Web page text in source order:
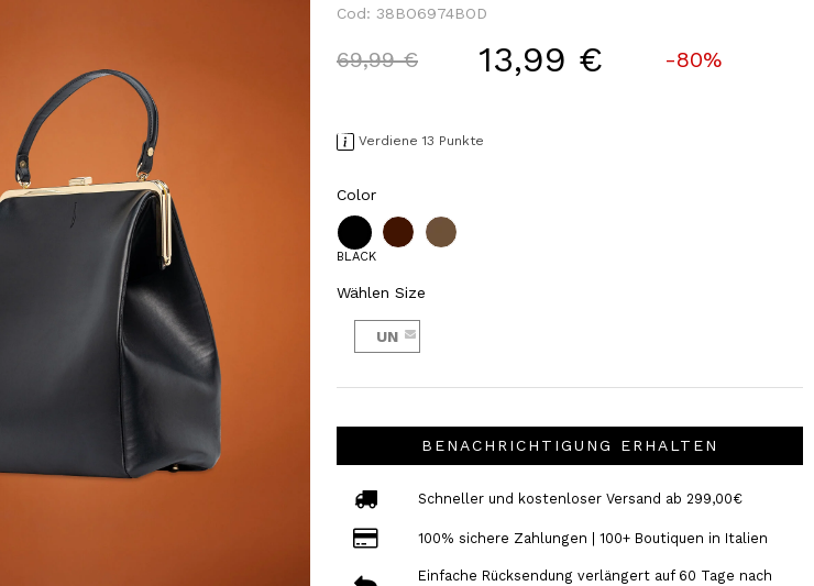
Cod: 38BO6974BOD
Price reduced from
69,99 €to 13,99 € -80%
Verdiene 13 Punkte
Color
BLACK
Wählen Size
UN
BENACHRICHTIGUNG ERHALTEN
Schneller und kostenloser Versand ab 299,00€
100% sichere Zahlungen | 100+ Boutiquen in Italien
Einfache Rücksendung verlängert auf 60 Tage nach